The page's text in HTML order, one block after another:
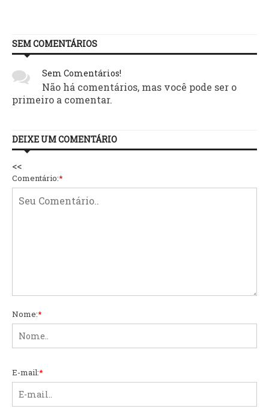
SEM COMENTÁRIOS
Sem Comentários!
Não há comentários, mas você pode ser o
primeiro a comentar.
DEIXE UM COMENTÁRIO
<<
Comentário:*
Nome:*
E-mail:*